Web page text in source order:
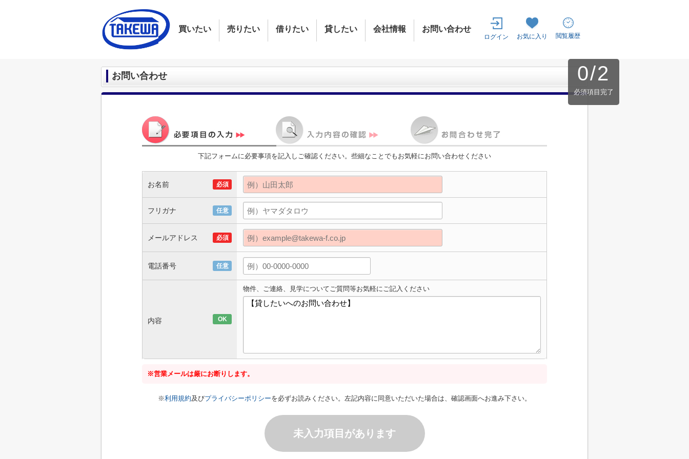
買いたい 売りたい 借りたい 貸したい 会社情報 お問い合わせ
ログイン お気に入り 閲覧履歴
お問い合わせ 0/2
必須項目完了
下記フォームに必要事項を記入しご確認ください。些細なことでもお気軽にお問い合わせください
お名前 必須
フリガナ 任意
メールアドレス 必須
電話番号 任意
内容 OK
物件、ご連絡、見学についてご質問等お気軽にご記入ください
※営業メールは厳にお断りします。
※利用規約及びプライバシーポリシーを必ずお読みください。左記内容に同意いただいた場合は、確認画面へお進み下さい。
未入力項目があります